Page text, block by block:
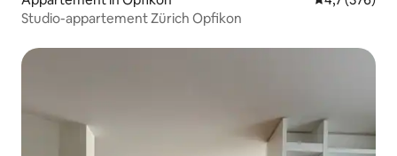
Studio-appartement Zürich Opfikon